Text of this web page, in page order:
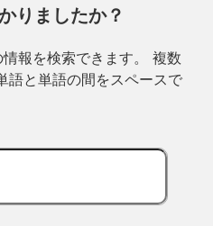
りましたか？
報を検索できます。 複数
語と単語の間をスペースで